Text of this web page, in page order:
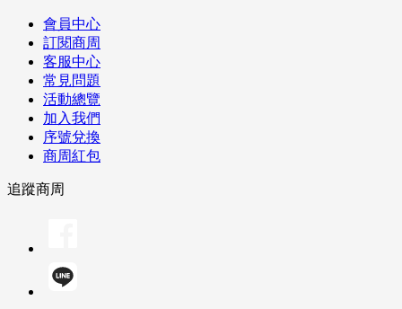
會員中心
訂閱商周
客服中心
常見問題
活動總覽
加入我們
序號兌換
商周紅包
追蹤商周